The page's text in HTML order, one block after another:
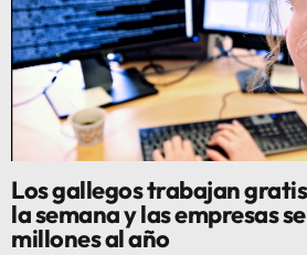
Los gallegos trabajan
la semana y las empresas
millones al año